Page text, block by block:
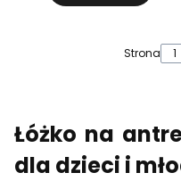
Strona
Łóżko na
dla dzieci i